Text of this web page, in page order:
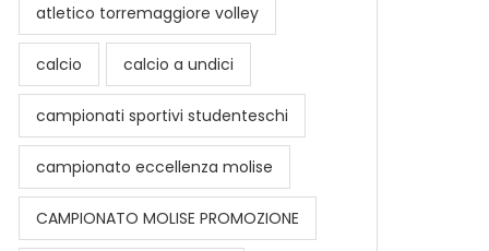
atletico torremaggiore volley
calcio calcio a undici
campionati sportivi studenteschi
campionato eccellenza molise
CAMPIONATO MOLISE PROMOZIONE